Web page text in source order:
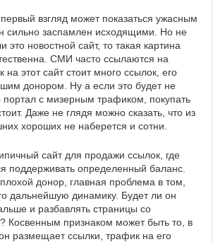
взгляд может показаться ужасным
сильно заспамлен исходящими. Но не
это новостной сайт, то такая картина
СМИ часто ссылаются на
на этот сайт стоит много ссылок, его
донором. Ну а если это будет не
с мизерным трафиком, покупать
Даже не глядя можно сказать, что из
хороших не наберется и сотни.
сайт для продажи ссылок, где
поддерживать определенный баланс.
донор, главная проблема в том,
дальнейшую динамику. Будет ли он
и разбавлять страницы со
Косвенным признаком может быть то, в
размещает ссылки, трафик на его